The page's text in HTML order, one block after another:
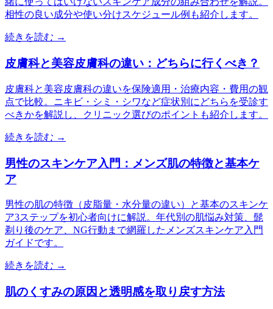
相性の良い成分や使い分けスケジュール例も紹介します。
続きを読む →
皮膚科と美容皮膚科の違い：どちらに行くべき？
皮膚科と美容皮膚科の違いを保険適用・治療内容・費用の観
点で比較。ニキビ・シミ・シワなど症状別にどちらを受診す
べきかを解説し、クリニック選びのポイントも紹介します。
続きを読む →
男性のスキンケア入門：メンズ肌の特徴と基本ケ
ア
男性の肌の特徴（皮脂量・水分量の違い）と基本のスキンケ
ア3ステップを初心者向けに解説。年代別の肌悩み対策、髭
剃り後のケア、NG行動まで網羅したメンズスキンケア入門
ガイドです。
続きを読む →
肌のくすみの原因と透明感を取り戻す方法